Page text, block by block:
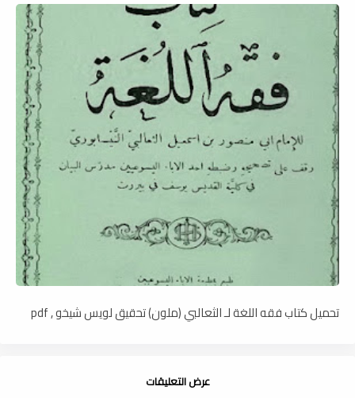
تحميل كتاب فقه اللغة لـ الثعالبي (ملون) تحقيق لويس شيخو , pdf
عرض التعليقات